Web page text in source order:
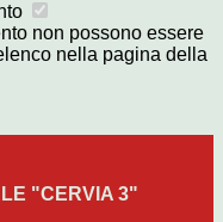
non possono essere
nella pagina della
"CERVIA 3"